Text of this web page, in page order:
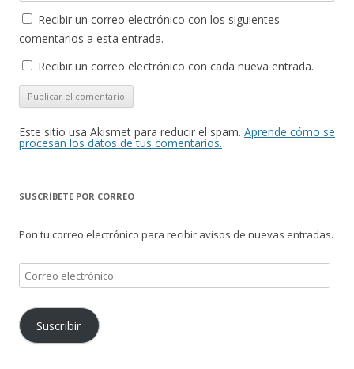
Recibir un correo electrónico con los siguientes
comentarios a esta entrada.
Recibir un correo electrónico con cada nueva entrada.
Este sitio usa Akismet para reducir el spam. Aprende cómo se
procesan los datos de tus comentarios.
SUSCRÍBETE POR CORREO
Pon tu correo electrónico para recibir avisos de nuevas entradas.
Correo
electrónico
Suscribir